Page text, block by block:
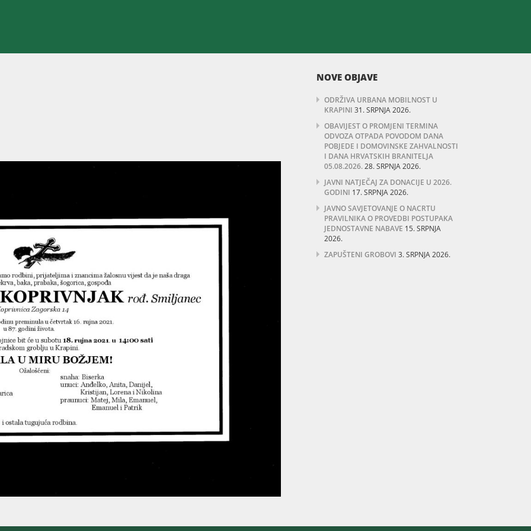
NOVE OBJAVE
ODRŽIVA URBANA MOBILNOST U
KRAPINI 31. SRPNJA 2026.
OBAVIJEST O PROMJENI TERMINA
ODVOZA OTPADA POVODOM DANA
POBJEDE I DOMOVINSKE ZAHVALNOSTI
I DANA HRVATSKIH BRANITELJA
05.08.2026.28. SRPNJA 2026.
JAVNI NATJEČAJ ZA DONACIJE U 2026.
GODINI 17. SRPNJA 2026.
JAVNO SAVJETOVANJE O NACRTU
PRAVILNIKA O PROVEDBI POSTUPAKA
JEDNOSTAVNE NABAVE 15. SRPNJA
2026.
ZAPUŠTENI GROBOVI 3. SRPNJA 2026.